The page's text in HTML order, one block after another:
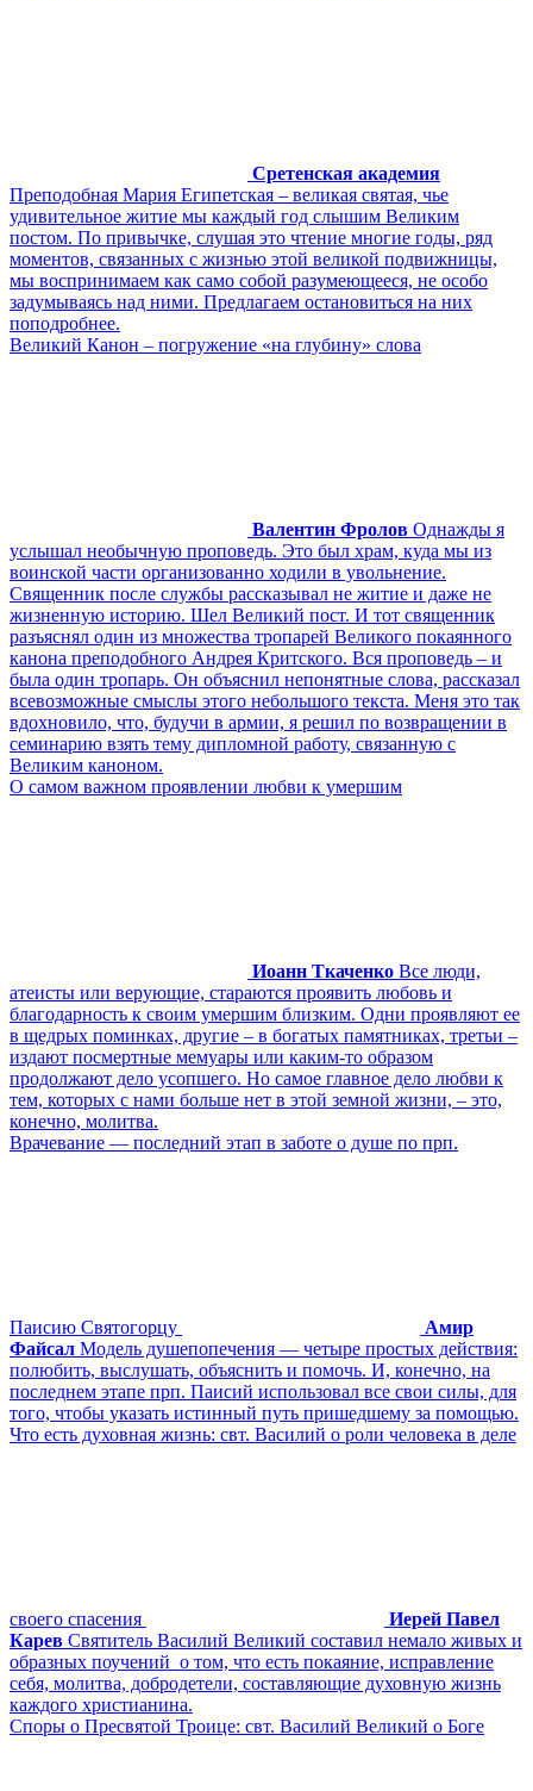
Сретенская академия
Преподобная Мария Египетская – великая святая, чье
удивительное житие мы каждый год слышим Великим
постом. По привычке, слушая это чтение многие годы, ряд
моментов, связанных с жизнью этой великой подвижницы,
мы воспринимаем как само собой разумеющееся, не особо
задумываясь над ними. Предлагаем остановиться на них
поподробнее.
Великий Канон – погружение «на глубину» слова
Валентин Фролов Однажды я
услышал необычную проповедь. Это был храм, куда мы из
воинской части организованно ходили в увольнение.
Священник после службы рассказывал не житие и даже не
жизненную историю. Шел Великий пост. И тот священник
разъяснял один из множества тропарей Великого покаянного
канона преподобного Андрея Критского. Вся проповедь – и
была один тропарь. Он объяснил непонятные слова, рассказал
всевозможные смыслы этого небольшого текста. Меня это так
вдохновило, что, будучи в армии, я решил по возвращении в
семинарию взять тему дипломной работу, связанную с
Великим каноном.
О самом важном проявлении любви к умершим
Иоанн Ткаченко Все люди,
атеисты или верующие, стараются проявить любовь и
благодарность к своим умершим близким. Одни проявляют ее
в щедрых поминках, другие – в богатых памятниках, третьи –
издают посмертные мемуары или каким-то образом
продолжают дело усопшего. Но самое главное дело любви к
тем, которых с нами больше нет в этой земной жизни, – это,
конечно, молитва.
Врачевание ― последний этап в заботе о душе по прп.
Паисию Святогорцу
Амир
Файсал Модель душепопечения ― четыре простых действия:
полюбить, выслушать, объяснить и помочь. И, конечно, на
последнем этапе прп. Паисий использовал все свои силы, для
того, чтобы указать истинный путь пришедшему за помощью.
Что есть духовная жизнь: свт. Василий о роли человека в деле
своего спасения
Иерей Павел
Карев Святитель Василий Великий составил немало живых и
образных поучений о том, что есть покаяние, исправление
себя, молитва, добродетели, составляющие духовную жизнь
каждого христианина.
Споры о Пресвятой Троице: свт. Василий Великий о Боге